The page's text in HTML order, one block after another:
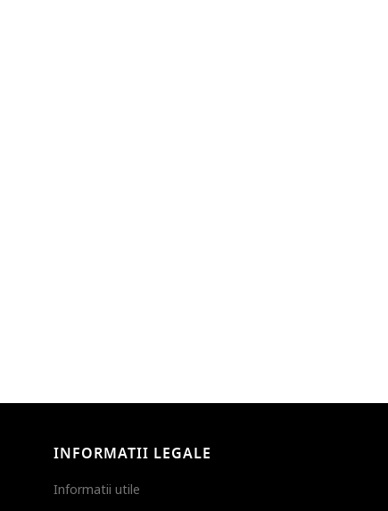
INFORMATII LEGALE
Informatii utile